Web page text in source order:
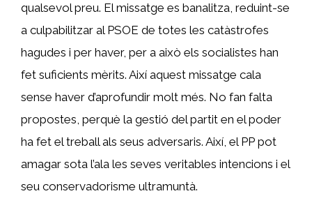
qualsevol preu. El missatge es banalitza, reduint-se
a culpabilitzar al PSOE de totes les catàstrofes
hagudes i per haver, per a això els socialistes han
fet suficients mèrits. Així aquest missatge cala
sense haver d’aprofundir molt més. No fan falta
propostes, perquè la gestió del partit en el poder
ha fet el treball als seus adversaris. Així, el PP pot
amagar sota l’ala les seves veritables intencions i el
seu conservadorisme ultramuntà.